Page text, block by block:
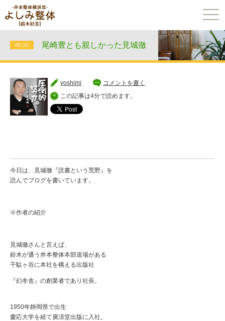
06.16 尾崎豊とも親しかった見城徹
yoshimi
コメントを書く
この記事は4分で読めます。
今日は、見城徹『読書という荒野』を
読んでブログを書いています。
※作者の紹介
見城徹さんと言えば、
鈴木が通う井本整体本部道場がある
千駄ヶ谷に本社を構える出版社
『幻冬舎』の創業者であり社長。
1950年静岡県で出生
慶応大学を経て廣済堂出版に入社。